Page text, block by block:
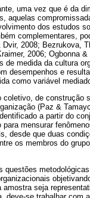
uma vez que é da
aquelas
dos estudos
complementares,
2008; Bezrukova,
2006; Ogbonna
medida da cultura
desempenhos e
como variável
de construção
(Paz &
a partir do
mensurar
desde que duas
os membros do
seja